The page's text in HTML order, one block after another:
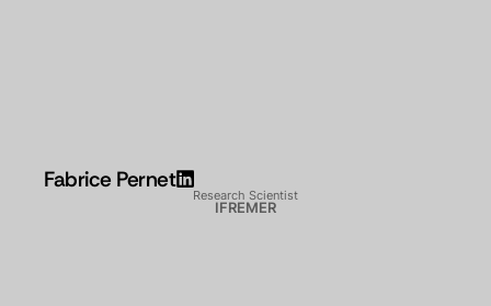
Fabrice Pernet
Research Scientist
IFREMER